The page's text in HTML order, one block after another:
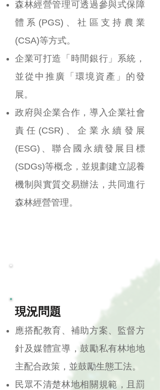
森林經營管理可透過參與式保障
體系(PGS)、社區支持農業
(CSA)等方式。
企業可打造「時間銀行」系統，
並從中推廣「環境資產」的發
展。
政府與企業合作，導入企業社會
責任(CSR)、企業永續發展
(ESG)、聯合國永續發展目標
(SDGs)等概念，並規劃建立認養
機制與實質交易辦法，共同進行
森林經營管理。
現況問題
應搭配教育、補助方案、監督方
針及媒體宣導，鼓勵私有林地地
主配合政策，並鼓勵生態工法。
民眾不清楚林地相關規範，且罰